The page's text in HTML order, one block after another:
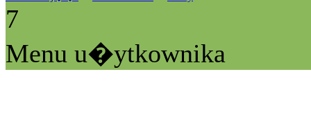
7
Menu u�ytkownika